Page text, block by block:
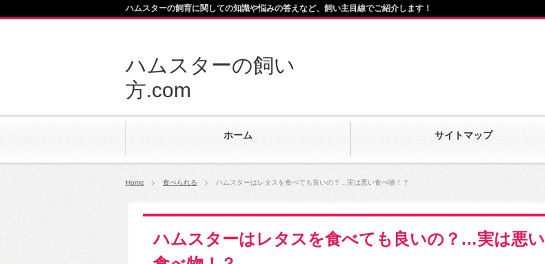
ハムスターの飼い
方.com
ホーム サイトマップ
ハムスターの飼育に関しての知識や悩みの答えなど、飼い主目線でご紹介します！
Home 食べられる ハムスターはレタスを食べても良いの？…実は悪い食べ物！？
ハムスターはレタスを食べても良いの？…実は悪い